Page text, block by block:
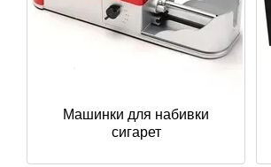
Машинки для набивки
сигарет